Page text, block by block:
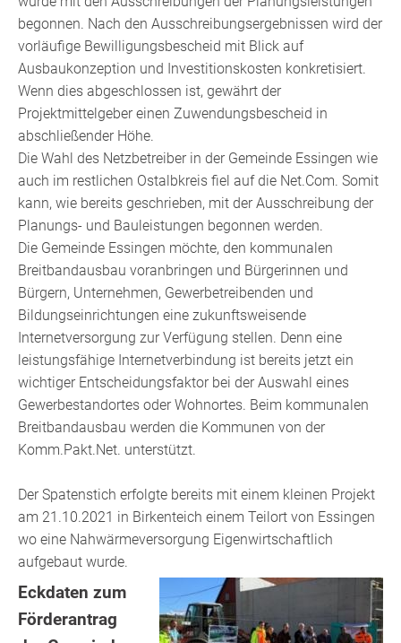
begonnen. Nach den Ausschreibungsergebnissen wird der
vorläufige Bewilligungsbescheid mit Blick auf
Ausbaukonzeption und Investitionskosten konkretisiert.
Wenn dies abgeschlossen ist, gewährt der
Projektmittelgeber einen Zuwendungsbescheid in
abschließender Höhe.
Die Wahl des Netzbetreiber in der Gemeinde Essingen wie
auch im restlichen Ostalbkreis fiel auf die Net.Com. Somit
kann, wie bereits geschrieben, mit der Ausschreibung der
Planungs- und Bauleistungen begonnen werden.
Die Gemeinde Essingen möchte, den kommunalen
Breitbandausbau voranbringen und Bürgerinnen und
Bürgern, Unternehmen, Gewerbetreibenden und
Bildungseinrichtungen eine zukunftsweisende
Internetversorgung zur Verfügung stellen. Denn eine
leistungsfähige Internetverbindung ist bereits jetzt ein
wichtiger Entscheidungsfaktor bei der Auswahl eines
Gewerbestandortes oder Wohnortes. Beim kommunalen
Breitbandausbau werden die Kommunen von der
Komm.Pakt.Net. unterstützt.
Der Spatenstich erfolgte bereits mit einem kleinen Projekt
am 21.10.2021 in Birkenteich einem Teilort von Essingen
wo eine Nahwärmeversorgung Eigenwirtschaftlich
aufgebaut wurde.
Eckdaten zum
Förderantrag